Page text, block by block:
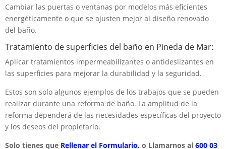
Cambiar las puertas o ventanas por modelos más eficientes
energéticamente o que se ajusten mejor al diseño renovado
del baño.
Tratamiento de superficies del baño en Pineda de Mar:
Aplicar tratamientos impermeabilizantes o antideslizantes en
las superficies para mejorar la durabilidad y la seguridad.
Estos son solo algunos ejemplos de los trabajos que se pueden
realizar durante una reforma de baño. La amplitud de la
reforma dependerá de las necesidades específicas del proyecto
y los deseos del propietario.
Solo tienes que Rellenar el Formulario. o Llamarnos al 600 03